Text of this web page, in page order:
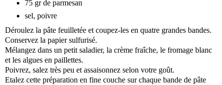
75 gr de parmesan
sel, poivre
Déroulez la pâte feuilletée et coupez-les en quatre grandes bandes.
Conservez la papier sulfurisé.
Mélangez dans un petit saladier, la crème fraîche, le fromage blanc
et les algues en paillettes.
Poivrez, salez très peu et assaisonnez selon votre goût.
Etalez cette préparation en fine couche sur chaque bande de pâte